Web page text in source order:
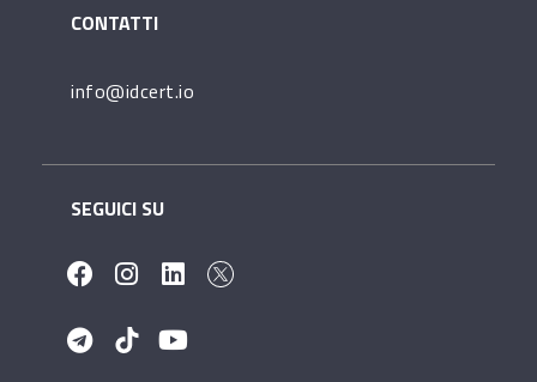
CONTATTI
info@idcert.io
SEGUICI SU